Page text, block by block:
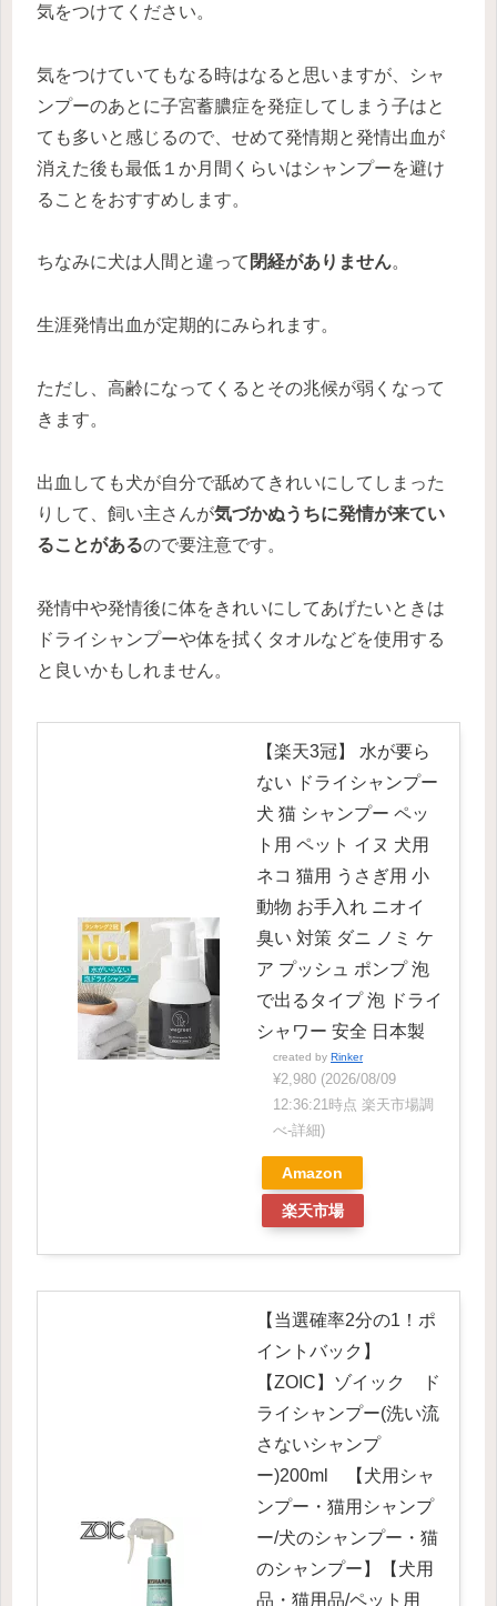
気をつけてください。
気をつけていてもなる時はなると思いますが、シャ
ンプーのあとに子宮蓄膿症を発症してしまう子はと
ても多いと感じるので、せめて発情期と発情出血が
消えた後も最低１か月間くらいはシャンプーを避け
ることをおすすめします。
ちなみに犬は人間と違って 閉経がありません。
生涯発情出血が定期的にみられます。
ただし、高齢になってくるとその兆候が弱くなって
きます。
出血しても犬が自分で舐めてきれいにしてしまった
りして、飼い主さんが気づかぬうちに発情が来てい
ることがあるので要注意です。
発情中や発情後に体をきれいにしてあげたいときは
ドライシャンプーや体を拭くタオルなどを使用する
と良いかもしれません。
【楽天3冠】 水が要ら
ない ドライシャンプー
犬 猫 シャンプー ペッ
ト用 ペット イヌ 犬用
ネコ 猫用 うさぎ用 小
動物 お手入れ ニオイ
臭い 対策 ダニ ノミ ケ
ア プッシュ ポンプ 泡
で出るタイプ 泡 ドライ
シャワー 安全 日本製
created by Rinker
¥2,980 (2026/08/09
12:36:21時点 楽天市場調
べ-詳細)
Amazon
楽天市場
【当選確率2分の1！ポ
イントバック】
【ZOIC】ゾイック ド
ライシャンプー(洗い流
さないシャンプ
ー)200ml 【犬用シャ
ンプー・猫用シャンプ
ー/犬のシャンプー・猫
のシャンプー】【犬用
品・猫用品/ペット用